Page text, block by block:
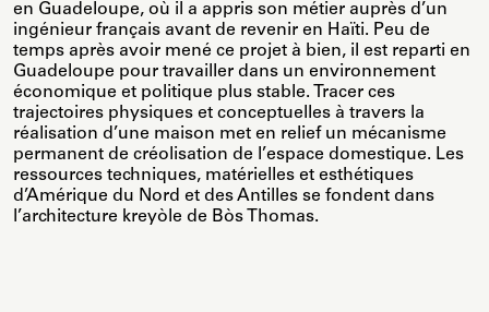
en Guadeloupe, où il a appris son métier auprès d’un
ingénieur français avant de revenir en Haïti. Peu de
temps après avoir mené ce projet à bien, il est reparti en
Guadeloupe pour travailler dans un environnement
économique et politique plus stable. Tracer ces
trajectoires physiques et conceptuelles à travers la
réalisation d’une maison met en relief un mécanisme
permanent de créolisation de l’espace domestique. Les
ressources techniques, matérielles et esthétiques
d’Amérique du Nord et des Antilles se fondent dans
l’architecture kreyòle de Bòs Thomas.